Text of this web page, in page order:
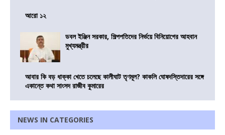
আরো ১২
ডবল ইঞ্জিন সরকার, শিল্পপতিদের নির্ভয়ে বিনিয়োগের আহবান
মুখ্যমন্ত্রীর
আবার কি বড় ধাক্কা খেতে চলেছে কালীঘাট তৃণমূল? কাকলি ঘোষদস্তিদারের সঙ্গে
একান্তে কথা সাংসদ রাজীব কুমারের
NEWS IN CATEGORIES